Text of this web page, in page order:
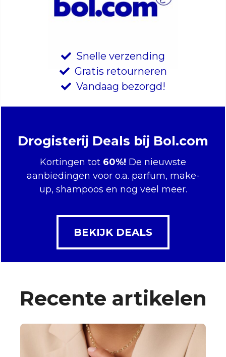
Snelle verzending
Gratis retourneren
Vandaag bezorgd!
Drogisterij Deals bij Bol.com
Kortingen tot 60%! De nieuwste
aanbiedingen voor o.a. parfum, make-
up, shampoos en nog veel meer.
BEKIJK DEALS
Recente artikelen